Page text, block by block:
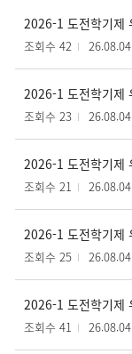
조회수 42 26.08.04
조회수 23 26.08.04
조회수 21 26.08.04
조회수 25 26.08.04
조회수 41 26.08.04